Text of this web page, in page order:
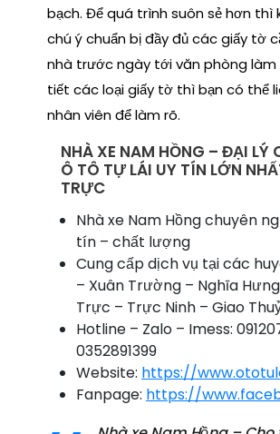
bạch. Để quá trình suôn sẻ hơn thì
chú ý chuẩn bị đầy đủ các giấy tờ
nhà trước ngày tới văn phòng làm
tiết các loại giấy tờ thì bạn có thể
nhân viên để làm rõ.
NHÀ XE NAM HỒNG – ĐẠI LÝ
Ô TÔ TỰ LÁI UY TÍN LỚN
TRỰC
Nhà xe Nam Hồng chuyên
tín – chất lượng
Cung cấp dịch vụ tại các
– Xuân Trường – Nghĩa
Trực – Trực Ninh – Giao
Hotline – Zalo – Imess:
0352891399
Website: https://
Fanpage: https://